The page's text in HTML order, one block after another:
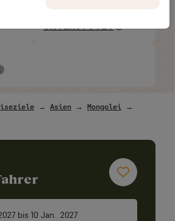
→ Asien → Mongolei →
bis 10 Jan.. 2027